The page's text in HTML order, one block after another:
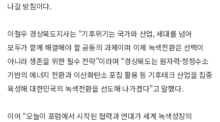
나갈 방침이다.
이철우 경상북도지사는 “기후위기는 국가와 산업, 세대를 넘어
모두가 함께 해결해야 할 공동의 과제이며 이제 녹색전환은 선택이
아니라 생존을 위한 필수 전략”이라며 “경상북도는 원자력·청정수소
기반의 에너지 전환과 이산화탄소 포집 활용 등 기후테크 산업을 집중
육성해 대한민국의 녹색전환을 선도해 나가겠다”고 말했다.
이어 “오늘이 포럼에서 시작된 협력과 연대가 세계 녹색성장의